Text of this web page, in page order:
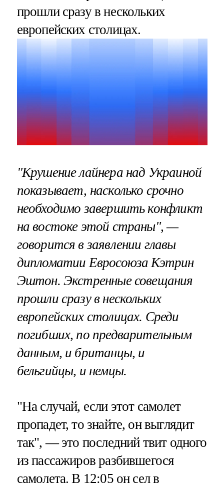
прошли сразу в нескольких
европейских столицах.
"Крушение лайнера над Украиной
показывает, насколько срочно
необходимо завершить конфликт
на востоке этой страны", —
говорится в заявлении главы
дипломатии Евросоюза Кэтрин
Эштон. Экстренные совещания
прошли сразу в нескольких
европейских столицах. Среди
погибших, по предварительным
данным, и британцы, и
бельгийцы, и немцы.
"На случай, если этот самолет
пропадет, то знайте, он выглядит
так", — это последний твит одного
из пассажиров разбившегося
самолета. В 12:05 он сел в